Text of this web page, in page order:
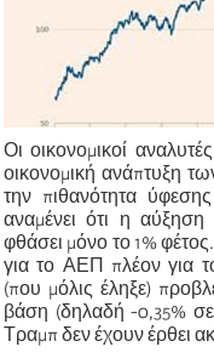
Οι οικονομικοί
οικονομική ανάπτυξη
την πιθανότητα
αναμένει ότι η
φθάσει μόνο το 1%
για το ΑΕΠ πλέον για
(που μόλις έληξε)
βάση (δηλαδή -0,35% σε
Τραμπ δεν έχουν έρθει